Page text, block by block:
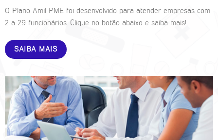
O Plano Amil PME foi desenvolvido para atender empresas com
2 a 29 funcionários. Clique no botão abaixo e saiba mais!
SAIBA MAIS